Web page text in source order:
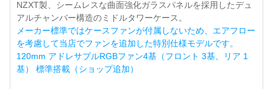
NZXT製、シームレスな曲面強化ガラスパネルを採用したデュ
アルチャンバー構造のミドルタワーケース。
メーカー標準ではケースファンが付属しないため、エアフロー
を考慮して当店でファンを追加した特別仕様モデルです。
120mm アドレサブルRGBファン4基（フロント 3基、リア 1
基） 標準搭載（ショップ追加）